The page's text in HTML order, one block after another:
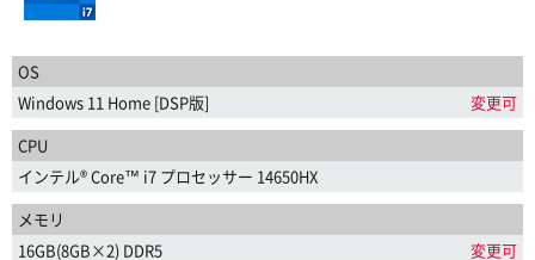
OS
Windows 11 Home [DSP版]
変更可
CPU
インテル® Core™ i7 プロセッサー 14650HX
メモリ
16GB(8GB×2) DDR5
変更可